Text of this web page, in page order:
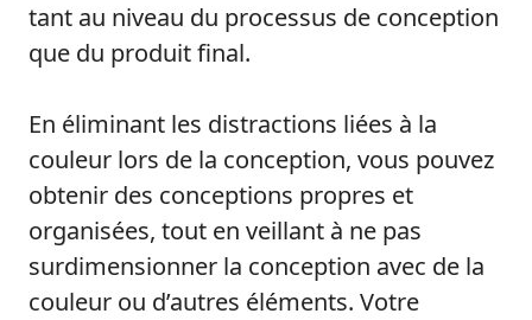
tant au niveau du processus de conception
que du produit final.
En éliminant les distractions liées à la
couleur lors de la conception, vous pouvez
obtenir des conceptions propres et
organisées, tout en veillant à ne pas
surdimensionner la conception avec de la
couleur ou d’autres éléments. Votre